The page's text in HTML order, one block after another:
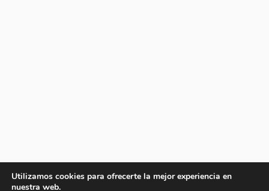
Utilizamos cookies para ofrecerte la mejor experiencia en
nuestra web.